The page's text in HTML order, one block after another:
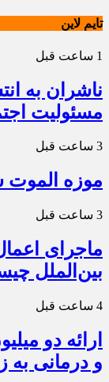
تایم لاین
1 ساعت قبل
ناشران به
مسئولیت
3 ساعت قبل
موزه
3 ساعت قبل
بین‌الملل
4 ساعت قبل
و درمانی به